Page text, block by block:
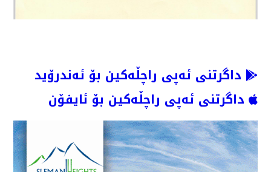
داگرتنی ئەپی راچڵەکین بۆ ئەندرۆید
داگرتنی ئەپی راچڵەکین بۆ ئایفۆن